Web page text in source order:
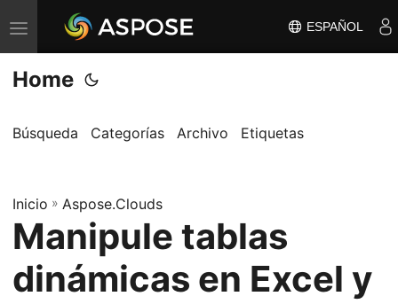
A
l
t
r
r
n
a
v
ESPAÑOL
Home
Búsqueda Categorías Archivo Etiquetas
Inicio » Aspose.Clouds
Manipule tablas
dinámicas en Excel y